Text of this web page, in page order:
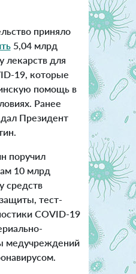
приняло
5,04 млрд
лекарств для
19, которые
помощь в
Ранее
Президент
поручил
10 млрд
средств
тест-
COVID-19
медучреждений